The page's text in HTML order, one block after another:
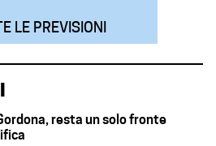
LE PREVISIONI
resta un solo fronte